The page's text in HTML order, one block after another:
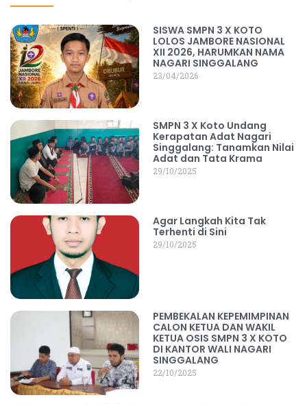
SISWA SMPN 3 X KOTO
LOLOS JAMBORE NASIONAL
XII 2026, HARUMKAN NAMA
NAGARI SINGGALANG
23/04/2026
SMPN 3 X Koto Undang
Kerapatan Adat Nagari
Singgalang: Tanamkan Nilai
Adat dan Tata Krama
29/10/2025
Agar Langkah Kita Tak
Terhenti di Sini
29/10/2025
PEMBEKALAN KEPEMIMPINAN
CALON KETUA DAN WAKIL
KETUA OSIS SMPN 3 X KOTO
DI KANTOR WALI NAGARI
SINGGALANG
22/10/2025